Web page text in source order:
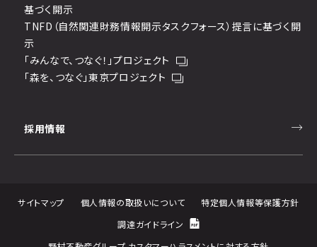
基づく開示
TNFD（自然関連財務情報開示タスクフォース）提言に基づく開
示
「みんなで、つなぐ！」プロジェクト
「森を、つなぐ」東京プロジェクト
採用情報
サイトマップ 個人情報の取扱いについて
特定個人情報等保護方針
調達ガイドライン